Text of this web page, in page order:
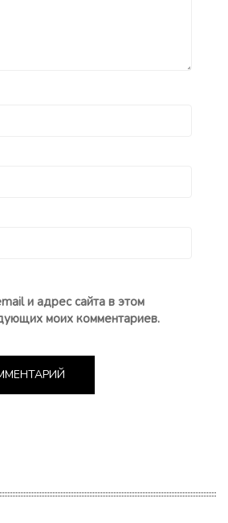
и адрес сайта в этом
моих комментариев.